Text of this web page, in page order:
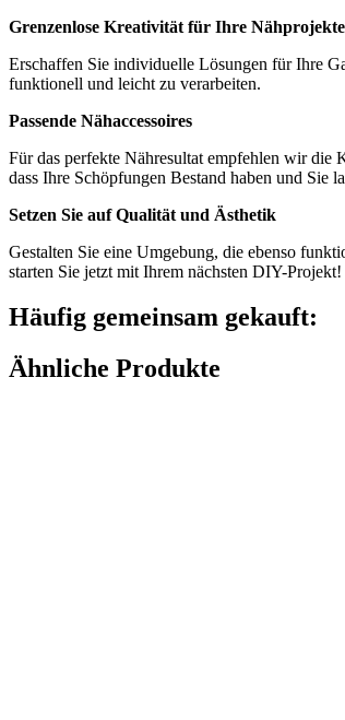
Grenzenlose Kreativität für Ihre Nähprojekte
Erschaffen Sie individuelle Lösungen für Ihre
funktionell und leicht zu verarbeiten.
Passende Nähaccessoires
Für das perfekte Nähresultat empfehlen wir die
dass Ihre Schöpfungen Bestand haben und Sie
Setzen Sie auf Qualität und Ästhetik
Gestalten Sie eine Umgebung, die ebenso
starten Sie jetzt mit Ihrem nächsten DIY-Projekt!
Häufig gemeinsam gekauft:
Ähnliche Produkte